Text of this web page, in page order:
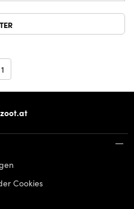
1
Cookies